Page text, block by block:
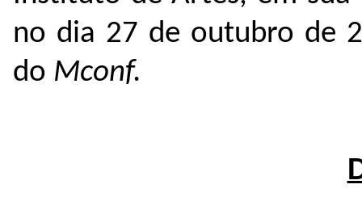
no dia 27 de outubro de
do Mconf.